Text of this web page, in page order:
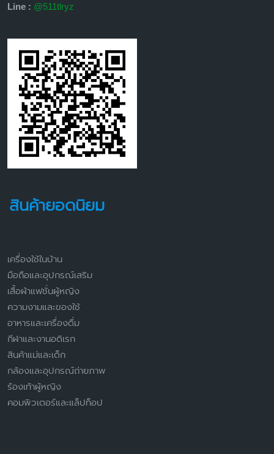
Line : @511tlryz
สินค้ายอดนิยม
เครื่องใช้ในบ้าน
มือถือและอุปกรณ์เสริม
เสื้อผ้าแฟชั่นผู้หญิง
ความงามและของใช้
อาหารและเครื่องดื่ม
กีฬาและงานอดิเรก
สินค้าแม่และเด็ก
กล้องและอุปกรณ์ถ่ายภาพ
ร้องเท้าผู้หญิง
คอมพิวเตอร์และแล็ปท็อป